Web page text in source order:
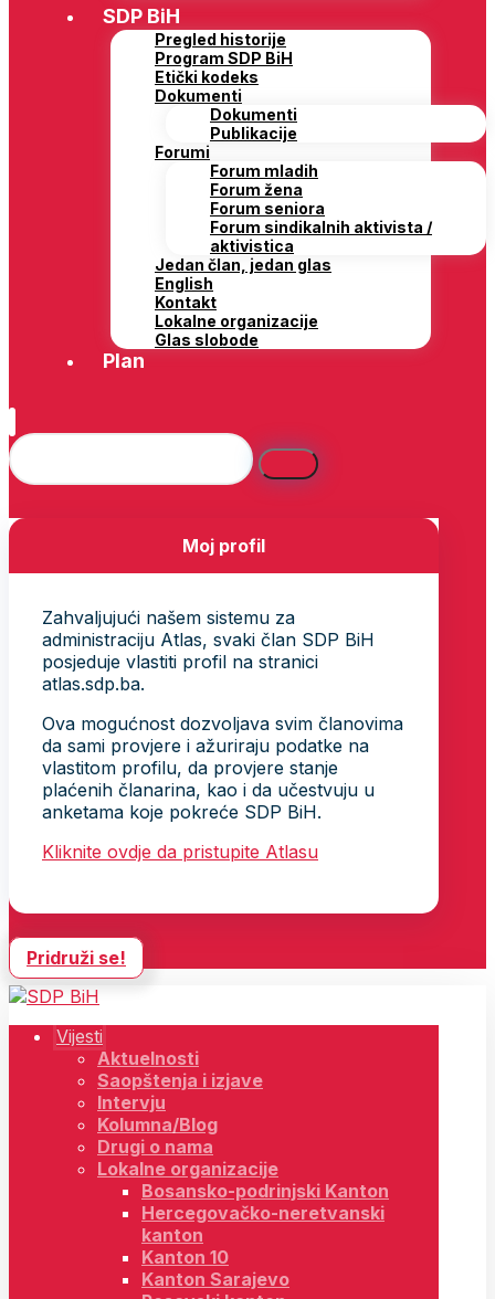
SDP BiH
Pregled historije
Program SDP BiH
Etički kodeks
Dokumenti
Dokumenti
Publikacije
Forumi
Forum mladih
Forum žena
Forum seniora
Forum sindikalnih aktivista /
aktivistica
Jedan član, jedan glas
English
Kontakt
Lokalne organizacije
Glas slobode
Plan
Moj profil
Zahvaljujući našem sistemu za
administraciju Atlas, svaki član SDP BiH
posjeduje vlastiti profil na stranici
atlas.sdp.ba.
Ova mogućnost dozvoljava svim članovima
da sami provjere i ažuriraju podatke na
vlastitom profilu, da provjere stanje
plaćenih članarina, kao i da učestvuju u
anketama koje pokreće SDP BiH.
Kliknite ovdje da pristupite Atlasu
Pridruži se!
Vijesti
Aktuelnosti
Saopštenja i izjave
Intervju
Kolumna/Blog
Drugi o nama
Lokalne organizacije
Bosansko-podrinjski Kanton
Hercegovačko-neretvanski
kanton
Kanton 10
Kanton Sarajevo